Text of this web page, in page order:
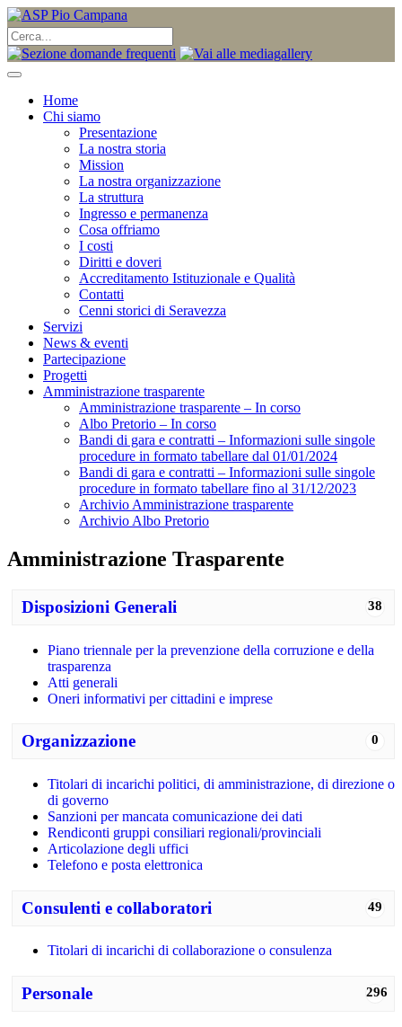
Home
Chi siamo
Presentazione
La nostra storia
Mission
La nostra organizzazione
La struttura
Ingresso e permanenza
Cosa offriamo
I costi
Diritti e doveri
Accreditamento Istituzionale e Qualità
Contatti
Cenni storici di Seravezza
Servizi
News & eventi
Partecipazione
Progetti
Amministrazione trasparente
Amministrazione trasparente – In corso
Albo Pretorio – In corso
Bandi di gara e contratti – Informazioni sulle singole
procedure in formato tabellare dal 01/01/2024
Bandi di gara e contratti – Informazioni sulle singole
procedure in formato tabellare fino al 31/12/2023
Archivio Amministrazione trasparente
Archivio Albo Pretorio
Amministrazione Trasparente
38
Disposizioni Generali
Piano triennale per la prevenzione della corruzione e della
trasparenza
Atti generali
Oneri informativi per cittadini e imprese
0
Organizzazione
Titolari di incarichi politici, di amministrazione, di direzione o
di governo
Sanzioni per mancata comunicazione dei dati
Rendiconti gruppi consiliari regionali/provinciali
Articolazione degli uffici
Telefono e posta elettronica
49
Consulenti e collaboratori
Titolari di incarichi di collaborazione o consulenza
296
Personale